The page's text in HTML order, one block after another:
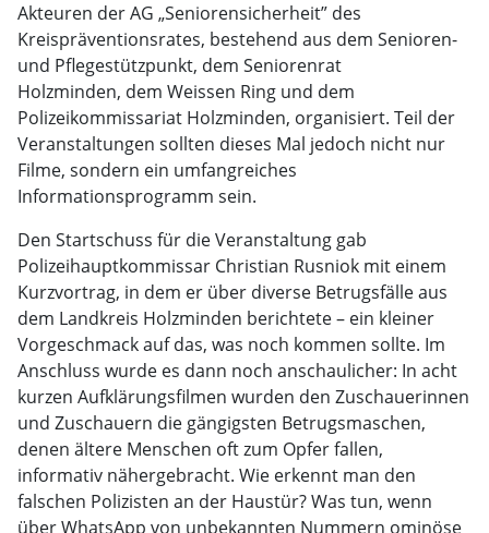
Akteuren der AG „Seniorensicherheit” des
Kreispräventionsrates, bestehend aus dem Senioren-
und Pflegestützpunkt, dem Seniorenrat
Holzminden, dem Weissen Ring und dem
Polizeikommissariat Holzminden, organisiert. Teil der
Veranstaltungen sollten dieses Mal jedoch nicht nur
Filme, sondern ein umfangreiches
Informationsprogramm sein.
Den Startschuss für die Veranstaltung gab
Polizeihauptkommissar Christian Rusniok mit einem
Kurzvortrag, in dem er über diverse Betrugsfälle aus
dem Landkreis Holzminden berichtete – ein kleiner
Vorgeschmack auf das, was noch kommen sollte. Im
Anschluss wurde es dann noch anschaulicher: In acht
kurzen Aufklärungsfilmen wurden den Zuschauerinnen
und Zuschauern die gängigsten Betrugsmaschen,
denen ältere Menschen oft zum Opfer fallen,
informativ nähergebracht. Wie erkennt man den
falschen Polizisten an der Haustür? Was tun, wenn
über WhatsApp von unbekannten Nummern ominöse